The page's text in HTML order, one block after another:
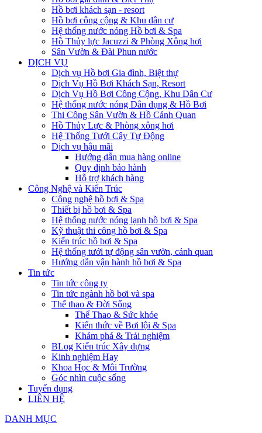
Hồ bơi khách sạn - resort
Hồ bơi công cộng & Khu dân cư
Hệ thống nước nóng Hồ bơi & Spa
Hồ Thủy lực Jacuzzi & Phòng Xông hơi
Sân Vườn & Đài Phun nước
DỊCH VỤ
Dịch vụ Hồ bơi Gia đình, Biệt thự
Dịch Vụ Hồ Bơi Khách Sạn, Resort
Dịch Vụ Hồ Bơi Công Cộng, Khu Dân Cư
Hệ thống nước nóng Dân dụng & Hồ Bơi
Thi Công Sân Vườn & Hồ Cảnh Quan
Hồ Thủy Lực & Phòng xông hơi
Hệ Thống Tưới Cây Tự Động
Dịch vụ hậu mãi
Hướng dẫn mua hàng online
Quy định bảo hành
Hỗ trợ khách hàng
Công Nghệ và Kiến Trúc
Công nghệ hồ bơi & Spa
Thiết bị hồ bơi & Spa
Hệ thống nước nóng lạnh hồ bơi & Spa
Kỹ thuật thi công hồ bơi & Spa
Kiến trúc hồ bơi & Spa
Hệ thống tưới tự động sân vườn, cảnh quan
Hướng dẫn vận hành hồ bơi & Spa
Tin tức
Tin tức công ty
Tin tức ngành hồ bơi và spa
Thể thao & Đời Sống
Thể Thao & Sức khỏe
Kiến thức về Bơi lội & Spa
Khám phá & Trải nghiệm
BLog Kiến trúc Xây dựng
Kinh nghiệm Hay
Khoa Học & Môi Trường
Góc nhìn cuộc sống
Tuyển dụng
LIÊN HỆ
DANH MỤC